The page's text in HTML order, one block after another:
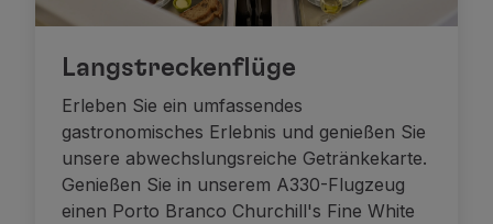
Rückerstattungen
Online-Rechnung
Verlorenes / Beschädigtes Gepäck
Verspäteter / Annullierter Flug
Langstreckenflüge
Erleben Sie ein umfassendes
gastronomisches Erlebnis und genießen Sie
unsere abwechslungsreiche Getränkekarte.
Genießen Sie in unserem A330-Flugzeug
einen Porto Branco Churchill's Fine White